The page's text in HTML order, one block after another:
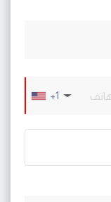
+1